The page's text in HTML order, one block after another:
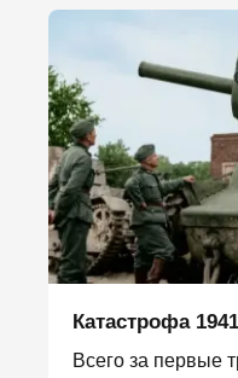
Катастрофа
Всего за первые